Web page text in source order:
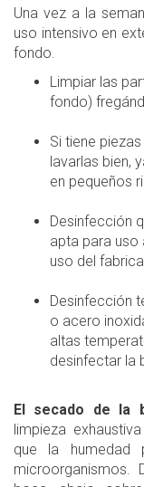
Una vez a la
uso intensivo en
fondo.
Limpiar las
fondo)
Si tiene
lavarlas bien,
en pequeños
Desinfección
apta para uso
uso del
Desinfección
o acero
altas
desinfectar la
El secado de la
limpieza
que la humedad
microorganismos.